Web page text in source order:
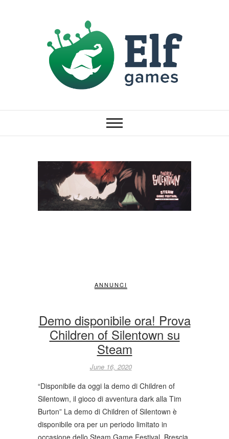
ANNUNCI
Demo disponibile ora! Prova
Children of Silentown su
Steam
June 16, 2020
“Disponibile da oggi la demo di Children of
Silentown, il gioco di avventura dark alla Tim
Burton” La demo di Children of Silentown è
disponibile ora per un periodo limitato in
occasione dello Steam Game Festival. Brescia,